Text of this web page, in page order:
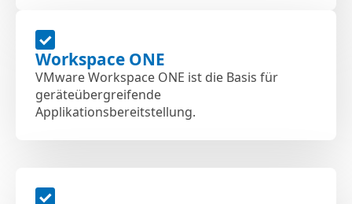
Workspace ONE
VMware Workspace ONE ist die Basis für
geräteübergreifende
Applikationsbereitstellung.